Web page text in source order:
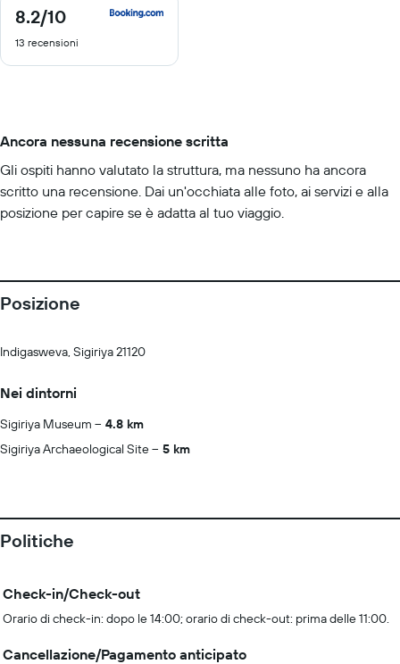
8.2/10
8.2
10
13 recensioni
Ancora nessuna recensione scritta
Gli ospiti hanno valutato la struttura, ma nessuno ha ancora
scritto una recensione. Dai un'occhiata alle foto, ai servizi e alla
posizione per capire se è adatta al tuo viaggio.
Posizione
Indigasweva, Sigiriya 21120
Nei dintorni
Sigiriya Museum
4.8 km
Sigiriya Archaeological Site
5 km
Politiche
Check-in/Check-out
Orario di check-in: dopo le 14:00; orario di check-out: prima delle 11:00.
Cancellazione/Pagamento anticipato